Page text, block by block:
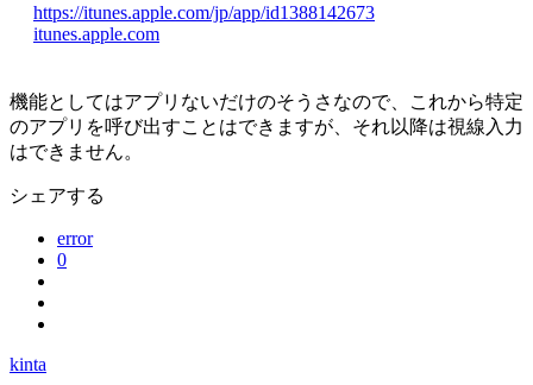
https://itunes.apple.com/jp/app/id1388142673
itunes.apple.com
機能としてはアプリないだけのそうさなので、これから特定
のアプリを呼び出すことはできますが、それ以降は視線入力
はできません。
シェアする
error
0
kinta